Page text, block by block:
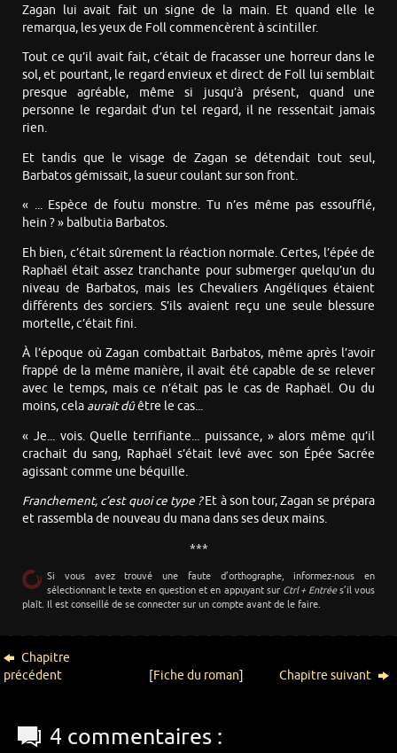
Zagan lui avait fait un signe de la main. Et quand elle le
remarqua, les yeux de Foll commencèrent à scintiller.
Tout ce qu’il avait fait, c’était de fracasser une horreur dans le
sol, et pourtant, le regard envieux et direct de Foll lui semblait
presque agréable, même si jusqu’à présent, quand une
personne le regardait d’un tel regard, il ne ressentait jamais
rien.
Et tandis que le visage de Zagan se détendait tout seul,
Barbatos gémissait, la sueur coulant sur son front.
« ... Espèce de foutu monstre. Tu n’es même pas essoufflé,
hein ? » balbutia Barbatos.
Eh bien, c’était sûrement la réaction normale. Certes, l’épée de
Raphaël était assez tranchante pour submerger quelqu’un du
niveau de Barbatos, mais les Chevaliers Angéliques étaient
différents des sorciers. S’ils avaient reçu une seule blessure
mortelle, c’était fini.
À l’époque où Zagan combattait Barbatos, même après l’avoir
frappé de la même manière, il avait été capable de se relever
avec le temps, mais ce n’était pas le cas de Raphaël. Ou du
moins, cela aurait dûêtre le cas...
« Je... vois. Quelle terrifiante... puissance, » alors même qu’il
crachait du sang, Raphaël s’était levé avec son Épée Sacrée
agissant comme une béquille.
Franchement, c’est quoi ce type ?Et à son tour, Zagan se prépara
et rassembla de nouveau du mana dans ses deux mains.
***
Si vous avez trouvé une faute d’orthographe, informez-nous en
sélectionnant le texte en question et en appuyant sur Ctrl + Entrées’il vous
plaît. Il est conseillé de se connecter sur un compte avant de le faire.
Chapitre
précédent
[Fiche du roman] Chapitre suivant
4 commentaires :